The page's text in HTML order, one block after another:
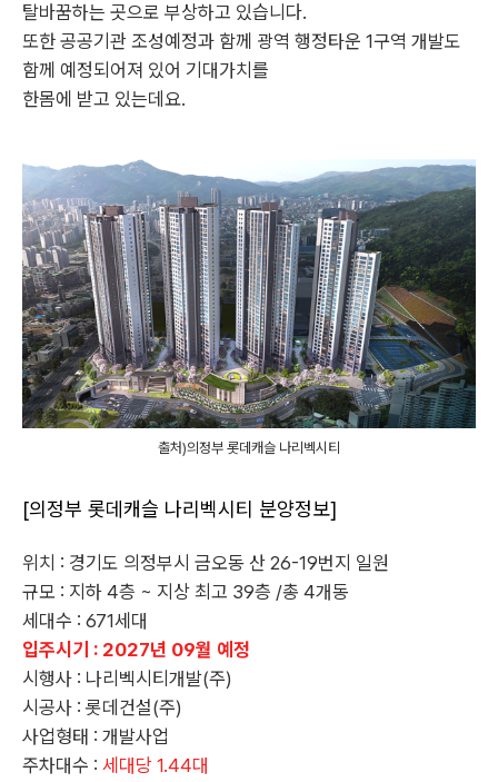
탈바꿈하는 곳으로 부상하고 있습니다.
또한 공공기관 조성예정과 함께 광역 행정타운 1구역 개발도
함께 예정되어져 있어 기대가치를
한몸에 받고 있는데요.
출처)의정부 롯데캐슬 나리벡시티
[의정부 롯데캐슬 나리벡시티 분양정보]
위치 : 경기도 의정부시 금오동 산 26-19번지 일원
규모 : 지하 4층 ~ 지상 최고 39층 /총 4개동
세대수 : 671세대
입주시기 : 2027년 09월 예정
시행사 : 나리벡시티개발(주)
시공사 : 롯데건설(주)
사업형태 : 개발사업
주차대수 : 세대당 1.44대